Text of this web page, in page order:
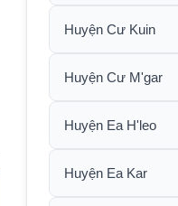
Huyện Cư Kuin
Huyện Cư M'gar
Huyện Ea H'leo
Huyện Ea Kar